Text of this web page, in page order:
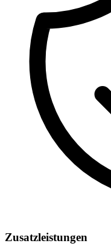
Zusatzleistungen